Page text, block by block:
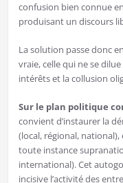
confusion bien connue
produisant un discours
La solution passe donc
vraie, celle qui ne se
intérêts et la collusion
Sur le plan politique
convient d’instaurer la
(local, régional,
toute instance
international). Cet
incisive l’activité des